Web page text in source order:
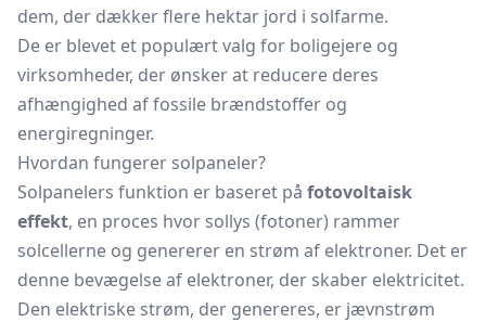
dem, der dækker flere hektar jord i solfarme.
De er blevet et populært valg for boligejere og
virksomheder, der ønsker at reducere deres
afhængighed af fossile brændstoffer og
energiregninger.
Hvordan fungerer solpaneler?
Solpanelers funktion er baseret på fotovoltaisk
effekt, en proces hvor sollys (fotoner) rammer
solcellerne og genererer en strøm af elektroner. Det er
denne bevægelse af elektroner, der skaber elektricitet.
Den elektriske strøm, der genereres, er jævnstrøm